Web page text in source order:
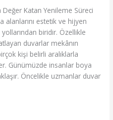
Katan Yenileme Süreci
alanlarını estetik ve hijyen
biridir. Özellikle
duvarlar mekânın
kişi belirli aralıklarla
Günümüzde insanlar boya
Öncelikle uzmanlar duvar